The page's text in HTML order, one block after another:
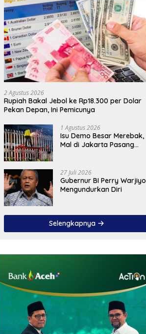
2 Agustus 2026
Rupiah Bakal Jebol ke Rp18.300 per Dolar
Pekan Depan, Ini Pemicunya
1 Agustus 2026
Isu Demo Besar Merebak,
Mal di Jakarta Pasang
27 Juli 2026
Gubernur BI Perry Warjiyo
Mengundurkan Diri
Selengkapnya